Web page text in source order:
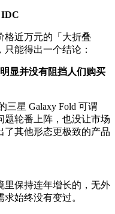
IDC
格近万元的「大折叠
能得出一个结论：
显并没有阻挡人们购买
三星 Galaxy Fold 可谓
题轮番上阵，也没让市场
了其他形态更极致的产品
里保持连年增长的，无外
始终没有变过。